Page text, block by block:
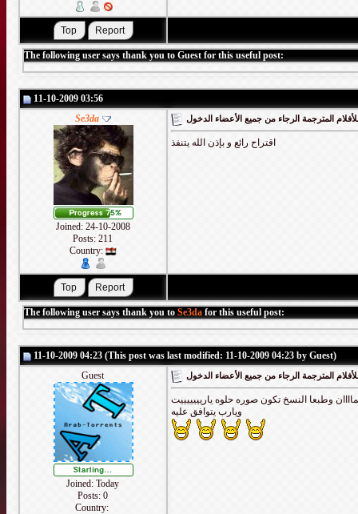
The following user says thank you to Guest for this useful post:
11-10-2009 03:56
Se3da
Joined: 24-10-2008
Posts: 211
Country:
المترجمة الرجاء من جميع الأعضاء الدخول
اقتراح رائع و بإذن الله يتنفذ
The following user says thank you to Se3da for this useful post:
11-10-2009 04:23 (This post was last modified: 11-10-2009 04:23 by Guest)
Guest
Joined: Today
Posts: 0
Country:
المترجمة الرجاء من جميع الأعضاء الدخول
وطبعا النسخ تكون صوره حلوه ياريييييييت
ويارب يتوافق عليه